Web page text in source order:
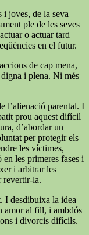
i joves, de la seva
ple de les seves
o actuar tard
en el futur.
de cap mena,
digna i plena. Ni més
l’alienació parental. I
prou aquest difícil
d’abordar un
per protegir els
les víctimes,
les primeres fases i
i arbitrar les
revertir-la.
I desdibuixa la idea
amor al fill, i ambdós
i divorcis difícils.